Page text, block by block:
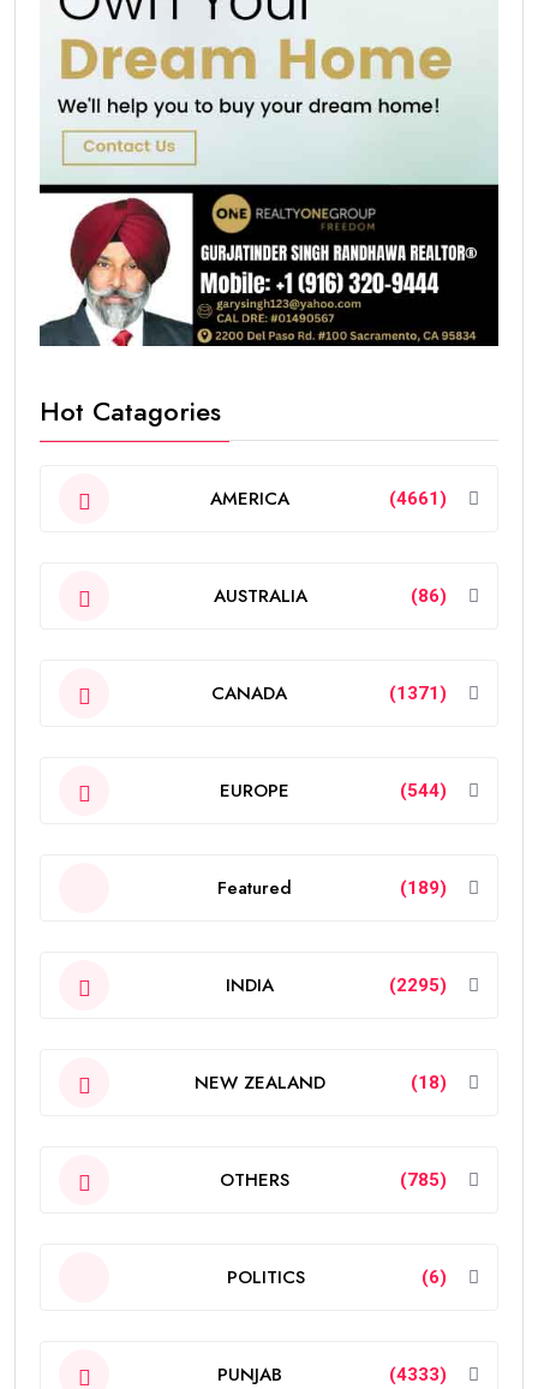
Hot Catagories
AMERICA (4661)
AUSTRALIA (86)
CANADA (1371)
EUROPE (544)
Featured (189)
INDIA (2295)
NEW ZEALAND (18)
OTHERS (785)
POLITICS (6)
PUNJAB (4333)